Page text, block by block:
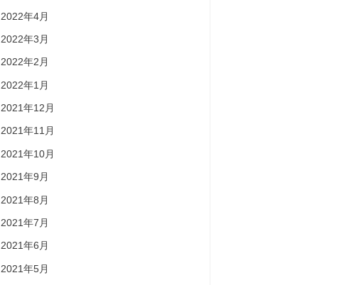
2022年4月
2022年3月
2022年2月
2022年1月
2021年12月
2021年11月
2021年10月
2021年9月
2021年8月
2021年7月
2021年6月
2021年5月